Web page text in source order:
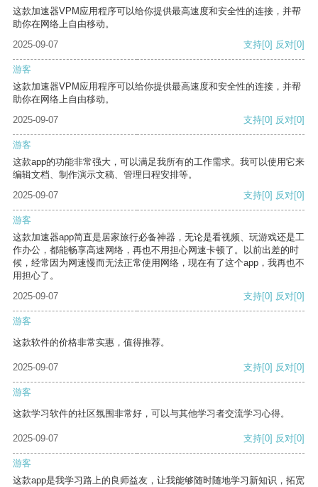
这款加速器VPM应用程序可以给你提供最高速度和安全性的连接，并帮
助你在网络上自由移动。
2025-09-07
支持[0] 反对[0]
游客
这款加速器VPM应用程序可以给你提供最高速度和安全性的连接，并帮
助你在网络上自由移动。
2025-09-07
支持[0] 反对[0]
游客
这款app的功能非常强大，可以满足我所有的工作需求。我可以使用它来
编辑文档、制作演示文稿、管理日程安排等。
2025-09-07
支持[0] 反对[0]
游客
这款加速器app简直是居家旅行必备神器，无论是看视频、玩游戏还是工
作办公，都能畅享高速网络，再也不用担心网速卡顿了。以前出差的时
候，经常因为网速慢而无法正常使用网络，现在有了这个app，我再也不
用担心了。
2025-09-07
支持[0] 反对[0]
游客
这款软件的价格非常实惠，值得推荐。
2025-09-07 支持[0] 反对[0]
游客
这款学习软件的社区氛围非常好，可以与其他学习者交流学习心得。
2025-09-07 支持[0] 反对[0]
游客
这款app是我学习路上的良师益友，让我能够随时随地学习新知识，拓宽